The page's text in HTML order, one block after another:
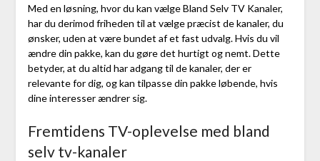
Med en løsning, hvor du kan vælge Bland Selv TV Kanaler,
har du derimod friheden til at vælge præcist de kanaler, du
ønsker, uden at være bundet af et fast udvalg. Hvis du vil
ændre din pakke, kan du gøre det hurtigt og nemt. Dette
betyder, at du altid har adgang til de kanaler, der er
relevante for dig, og kan tilpasse din pakke løbende, hvis
dine interesser ændrer sig.
Fremtidens TV-oplevelse med bland
selv tv-kanaler